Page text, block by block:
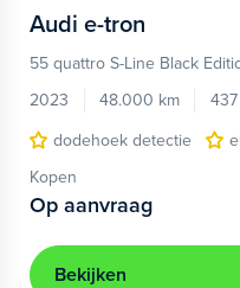
Audi e-tron
55 quattro S-Line Black
2023
48.000 km
dodehoek detectie
Kopen
Op aanvraag
Bekijken